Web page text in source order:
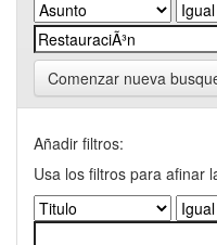
Comenzar nueva
Añadir filtros:
Usa los filtros para afinar